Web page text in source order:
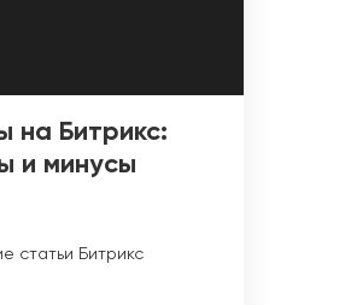
на Битрикс:
и минусы
статьи Битрикс